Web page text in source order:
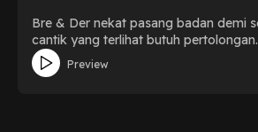
Bre & Der nekat pasang badan demi
cantik yang terlihat butuh
baik tak selalu berujung manis. Alih-
pujian, mereka malah babak belur
Preview